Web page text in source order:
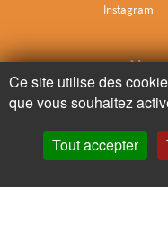
Instagram
Ne
Ce site utilise des
que vous souhaitez
Tout accepter